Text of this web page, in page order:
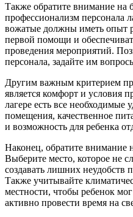
Также обратите внимание на
профессионализм персонала
вожатые должны иметь опыт
первой помощи и
проведения мероприятий.
персонала, задайте им
Другим важным критерием
является комфорт и условия
лагере есть все необходимые
помещения, качественное
и возможность для ребенка
Наконец, обратите внимание
Выберите место, которое не
создавать лишних неудобств
Также учитывайте
местности, чтобы ребенок
активно провести время на